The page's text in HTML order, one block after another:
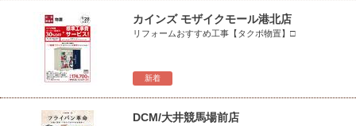
新着
カインズ モザイクモール港北店
リフォームおすすめ工事【タクボ物置】□
DCM/大井競馬場前店